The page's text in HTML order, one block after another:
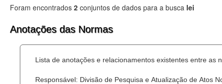
Lei de Acesso à Informação
Dados Governamentais Abertos
Foram encontrados 2 conjuntos de dados para a busca lei
Anotações das Normas
Lista de anotações e relacionamentos existentes entre as
Responsável: Divisão de Pesquisa e Atualização de Atos